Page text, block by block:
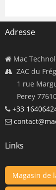
Adresse
Mac
ZAC du
1 rue
Perey 77610
+33
Links
Magasin de